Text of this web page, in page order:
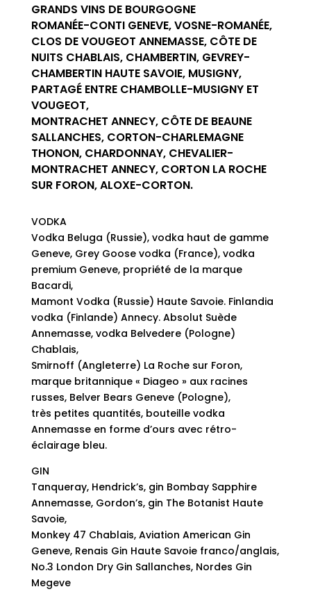
GRANDS VINS DE BOURGOGNE
ROMANÉE-CONTI GENEVE, VOSNE-ROMANÉE,
CLOS DE VOUGEOT ANNEMASSE, CÔTE DE
NUITS CHABLAIS, CHAMBERTIN, GEVREY-
CHAMBERTIN HAUTE SAVOIE, MUSIGNY,
PARTAGÉ ENTRE CHAMBOLLE-MUSIGNY ET
VOUGEOT,
MONTRACHET ANNECY, CÔTE DE BEAUNE
SALLANCHES, CORTON-CHARLEMAGNE
THONON, CHARDONNAY, CHEVALIER-
MONTRACHET ANNECY, CORTON LA ROCHE
SUR FORON, ALOXE-CORTON.
VODKA
Vodka Beluga (Russie), vodka haut de gamme
Geneve, Grey Goose vodka (France), vodka
premium Geneve, propriété de la marque
Bacardi,
Mamont Vodka (Russie) Haute Savoie. Finlandia
vodka (Finlande) Annecy. Absolut Suède
Annemasse, vodka Belvedere (Pologne)
Chablais,
Smirnoff (Angleterre) La Roche sur Foron,
marque britannique « Diageo » aux racines
russes, Belver Bears Geneve (Pologne),
très petites quantités, bouteille vodka
Annemasse en forme d’ours avec rétro-
éclairage bleu.
GIN
Tanqueray, Hendrick’s, gin Bombay Sapphire
Annemasse, Gordon’s, gin The Botanist Haute
Savoie,
Monkey 47 Chablais, Aviation American Gin
Geneve, Renais Gin Haute Savoie franco/anglais,
No.3 London Dry Gin Sallanches, Nordes Gin
Megeve